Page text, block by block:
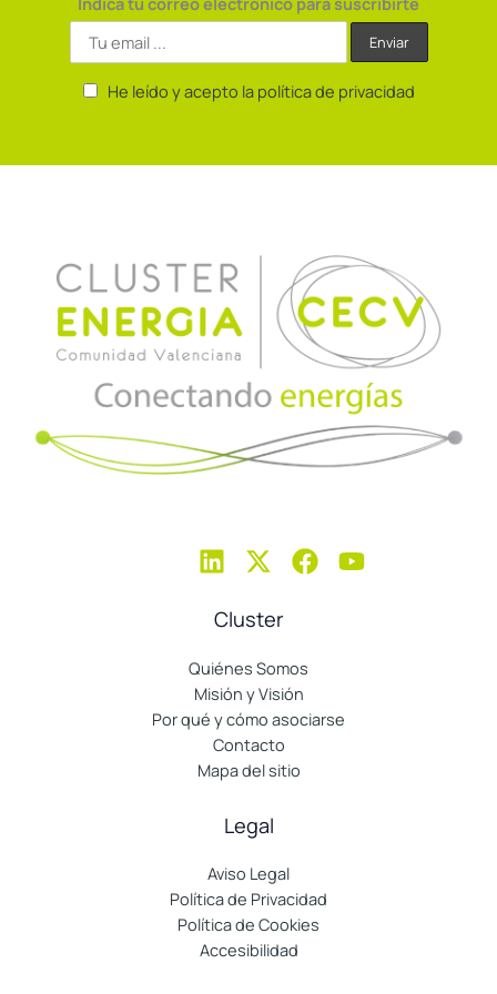
He leído y acepto la política de privacidad
Cluster
Quiénes Somos
Misión y Visión
Por qué y cómo asociarse
Contacto
Mapa del sitio
Legal
Aviso Legal
Política de Privacidad
Política de Cookies
Accesibilidad